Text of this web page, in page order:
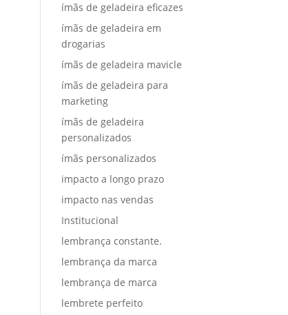
ímãs de geladeira eficazes
ímãs de geladeira em
drogarias
ímãs de geladeira mavicle
ímãs de geladeira para
marketing
ímãs de geladeira
personalizados
ímãs personalizados
impacto a longo prazo
impacto nas vendas
Institucional
lembrança constante.
lembrança da marca
lembrança de marca
lembrete perfeito